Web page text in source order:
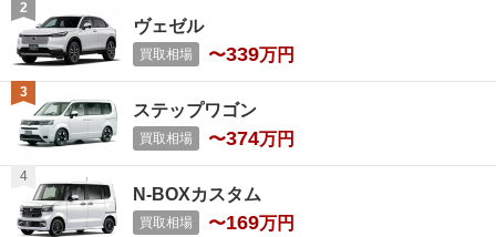
ヴェゼル
買取相場 〜339万円
ステップワゴン
買取相場 〜374万円
N-BOXカスタム
買取相場 〜169万円